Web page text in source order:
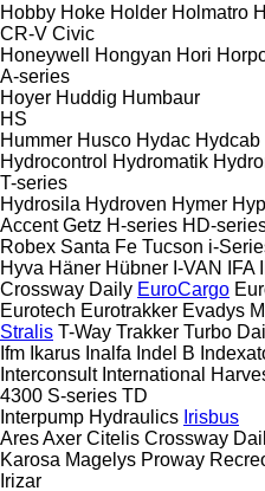
Hobby Hoke Holder Holmatro
CR-V Civic
Honeywell
Hongyan Hori
A-series
Hoyer Huddig Humbaur
HS
Hummer Husco Hydac Hydcab
Hydrocontrol Hydromatik
T-series
Hydrosila Hydroven Hymer
Accent Getz H-series HD-
Robex Santa Fe Tucson i-
Hyva Häner Hübner I-VAN IFA
Crossway Daily EuroCargo
Eurotech Eurotrakker Evadys
Stralis T-Way Trakker Turbo
Ifm Ikarus Inalfa Indel B
Interconsult International
4300 S-series TD
Interpump Hydraulics Irisbus
AresAxer Citelis Crossway
Karosa Magelys Proway
Irizar